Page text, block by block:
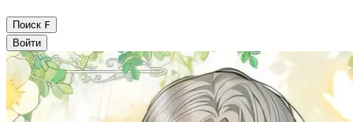
Поиск F
Войти